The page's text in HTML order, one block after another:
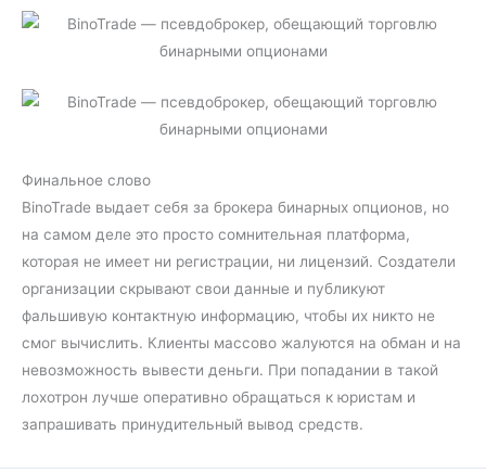
Финальное слово
BinoTrade выдает себя за брокера бинарных опционов, но
на самом деле это просто сомнительная платформа,
которая не имеет ни регистрации, ни лицензий. Создатели
организации скрывают свои данные и публикуют
фальшивую контактную информацию, чтобы их никто не
смог вычислить. Клиенты массово жалуются на обман и на
невозможность вывести деньги. При попадании в такой
лохотрон лучше оперативно обращаться к юристам и
запрашивать принудительный вывод средств.